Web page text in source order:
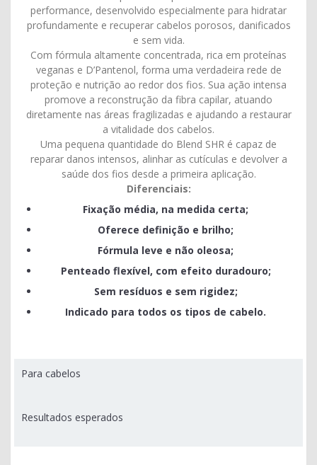
performance, desenvolvido especialmente para hidratar
profundamente e recuperar cabelos porosos, danificados
e sem vida.
Com fórmula altamente concentrada, rica em proteínas
veganas e D’Pantenol, forma uma verdadeira rede de
proteção e nutrição ao redor dos fios. Sua ação intensa
promove a reconstrução da fibra capilar, atuando
diretamente nas áreas fragilizadas e ajudando a restaurar
a vitalidade dos cabelos.
Uma pequena quantidade do Blend SHR é capaz de
reparar danos intensos, alinhar as cutículas e devolver a
saúde dos fios desde a primeira aplicação.
Diferenciais:
Fixação média, na medida certa;
Oferece definição e brilho;
Fórmula leve e não oleosa;
Penteado flexível, com efeito duradouro;
Sem resíduos e sem rigidez;
Indicado para todos os tipos de cabelo.
Para cabelos
Resultados esperados